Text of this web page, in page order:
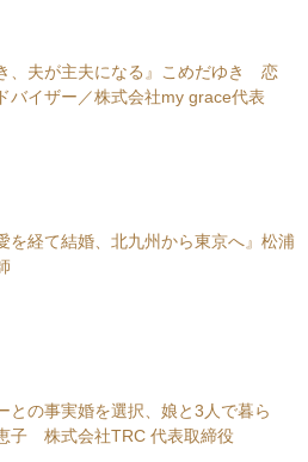
、夫が主夫になる』こめだゆき 恋
バイザー／株式会社my grace代表
を経て結婚、北九州から東京へ』松浦
との事実婚を選択、娘と3人で暮ら
子 株式会社TRC 代表取締役